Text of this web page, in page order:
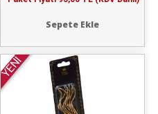
Sepete Ekle
YENİ